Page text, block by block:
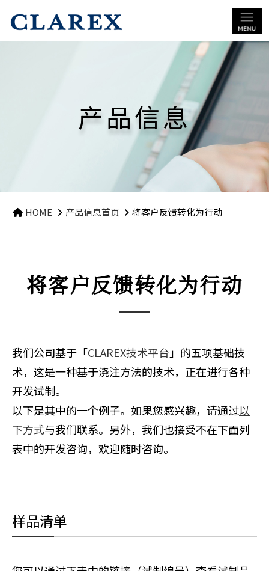
产品信息
HOME 产品信息首页 将客户反馈转化为行动
将客户反馈转化为行动
我们公司基于「CLAREX技术平台 」的五项基础技
术，这是一种基于浇注方法的技术，正在进行各种
开发试制。
以下是其中的一个例子。如果您感兴趣，请通过以
下方式与我们联系。另外，我们也接受不在下面列
表中的开发咨询，欢迎随时咨询。
样品清单